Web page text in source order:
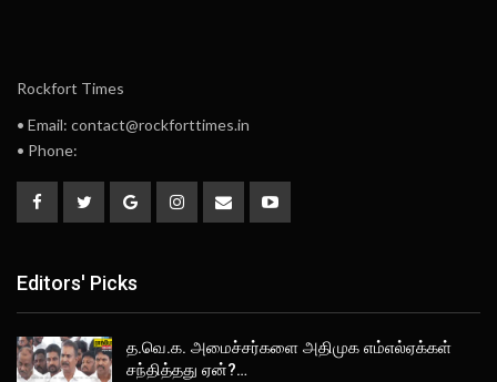
Rockfort Times
• Email: contact@rockforttimes.in
• Phone:
Editors' Picks
த.வெ.க. அமைச்சர்களை அதிமுக எம்எல்ஏக்கள்
சந்தித்தது ஏன்?…